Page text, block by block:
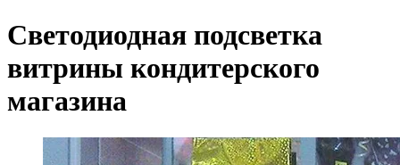
Светодиодная подсветка
витрины кондитерского
магазина